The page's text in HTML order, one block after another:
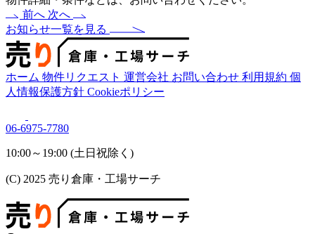
前へ 次へ
お知らせ一覧を見る
ホーム 物件リクエスト 運営会社 お問い合わせ 利用規約 個
人情報保護方針 Cookieポリシー
06-6975-7780
10:00～19:00 (土日祝除く)
(C) 2025 売り倉庫・工場サーチ